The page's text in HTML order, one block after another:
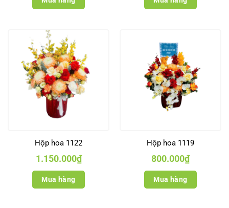
Hộp hoa 1122
1.150.000₫
Mua hàng
Hộp hoa 1119
800.000₫
Mua hàng